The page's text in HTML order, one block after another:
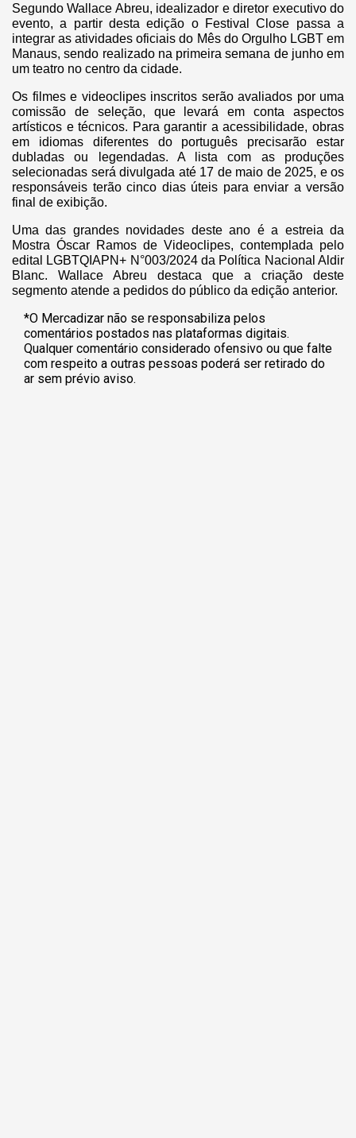
Segundo Wallace Abreu, idealizador e diretor executivo do
evento, a partir desta edição o Festival Close passa a
integrar as atividades oficiais do Mês do Orgulho LGBT em
Manaus, sendo realizado na primeira semana de junho em
um teatro no centro da cidade.
Os filmes e videoclipes inscritos serão avaliados por uma
comissão de seleção, que levará em conta aspectos
artísticos e técnicos. Para garantir a acessibilidade, obras
em idiomas diferentes do português precisarão estar
dubladas ou legendadas. A lista com as produções
selecionadas será divulgada até 17 de maio de 2025, e os
responsáveis terão cinco dias úteis para enviar a versão
final de exibição.
Uma das grandes novidades deste ano é a estreia da
Mostra Óscar Ramos de Videoclipes, contemplada pelo
edital LGBTQIAPN+ N°003/2024 da Política Nacional Aldir
Blanc. Wallace Abreu destaca que a criação deste
segmento atende a pedidos do público da edição anterior.
*O Mercadizar não se responsabiliza pelos
comentários postados nas plataformas digitais.
Qualquer comentário considerado ofensivo ou que falte
com respeito a outras pessoas poderá ser retirado do
ar sem prévio aviso.